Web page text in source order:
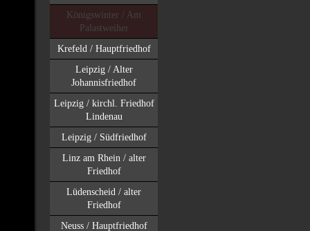
Königswinter / Am
Palastweiher
Krefeld / Hauptfriedhof
Leipzig / Alter
Johannisfriedhof
Leipzig / kirchl. Friedhof
Lindenau
Leipzig / Südfriedhof
Linz am Rhein / alter
Friedhof
Lüdenscheid / alter
Friedhof
Neuss / Hauptfriedhof